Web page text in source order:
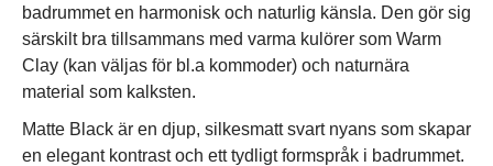
badrummet en harmonisk och naturlig känsla. Den gör sig
särskilt bra tillsammans med varma kulörer som Warm
Clay (kan väljas för bl.a kommoder) och naturnära
material som kalksten.
Matte Black är en djup, silkesmatt svart nyans som skapar
en elegant kontrast och ett tydligt formspråk i badrummet.